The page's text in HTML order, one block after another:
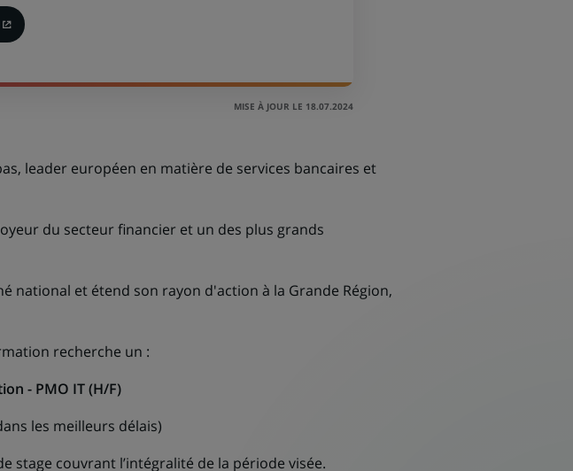
MISE À JOUR LE 18.07.2024
leader européen en matière de services bancaires et
du secteur financier et un des plus grands
national et étend son rayon d'action à la Grande Région,
recherche un :
- PMO IT (H/F)
les meilleurs délais)
stage couvrant l’intégralité de la période visée.